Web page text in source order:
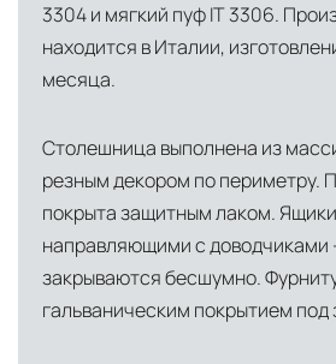
3304 и мягкий пуф IT 3306.
находится в Италии,
месяца.
Столешница выполнена из
резным декором по периметру.
покрыта защитным лаком.
направляющими с доводчиками
закрываются бесшумно.
гальваническим покрытием под